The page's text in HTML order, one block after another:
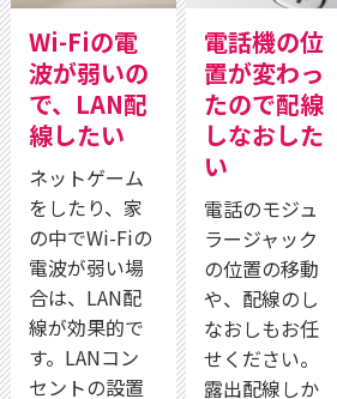
Wi-Fiの電
波が弱いの
で、LAN配
線したい
ネットゲーム
をしたり、家
の中でWi-Fiの
電波が弱い場
合は、LAN配
線が効果的で
す。LANコン
セントの設置
電話機の位
置が変わっ
たので配線
しなおした
い
電話のモジュ
ラージャック
の位置の移動
や、配線のし
なおしもお任
せください。
露出配線しか